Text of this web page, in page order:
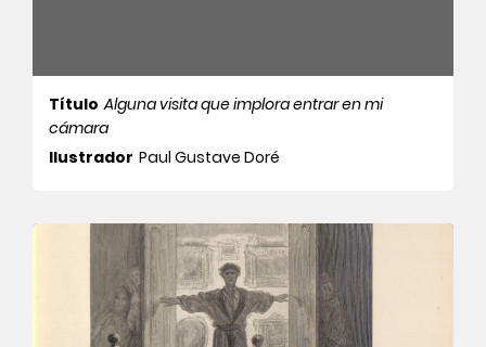
Título Alguna visita que implora entrar en mi
cámara
Ilustrador Paul Gustave Doré